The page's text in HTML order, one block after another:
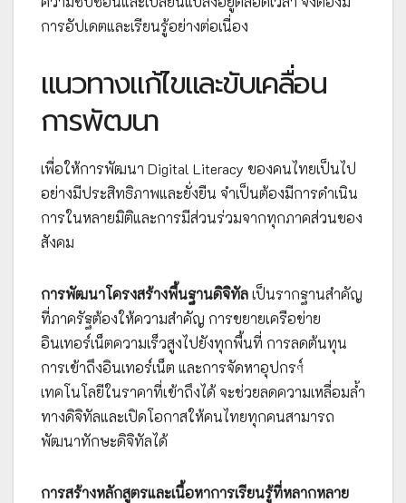
การอัปเดตและเรียนรู้อย่างต่อเนื่อง
แนวทางแก้ไขและขับเคลื่อน
การพัฒนา
เพื่อให้การพัฒนา Digital Literacy ของคนไทยเป็นไป
อย่างมีประสิทธิภาพและยั่งยืน จำเป็นต้องมีการดำเนิน
การในหลายมิติและการมีส่วนร่วมจากทุกภาคส่วนของ
สังคม
การพัฒนาโครงสร้างพื้นฐานดิจิทัลเป็นรากฐานสำคัญ
ที่ภาครัฐต้องให้ความสำคัญ การขยายเครือข่าย
อินเทอร์เน็ตความเร็วสูงไปยังทุกพื้นที่ การลดต้นทุน
การเข้าถึงอินเทอร์เน็ต และการจัดหาอุปกรণ์
เทคโนโลยีในราคาที่เข้าถึงได้ จะช่วยลดความเหลื่อมล้ำ
ทางดิจิทัลและเปิดโอกาสให้คนไทยทุกคนสามารถ
พัฒนาทักษะดิจิทัลได้
การสร้างหลักสูตรและเนื้อหาการเรียนรู้ที่หลากหลาย